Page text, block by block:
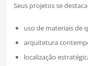
Seus projetos se
uso de materiais de
arquitetura
localização